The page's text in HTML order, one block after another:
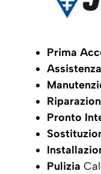
Prima
Assistenza
Pronto
Pulizia